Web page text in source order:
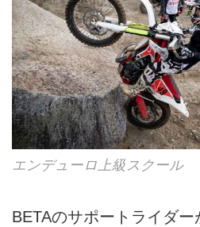
エンデューロ上級スクール
BETAのサポートライダ